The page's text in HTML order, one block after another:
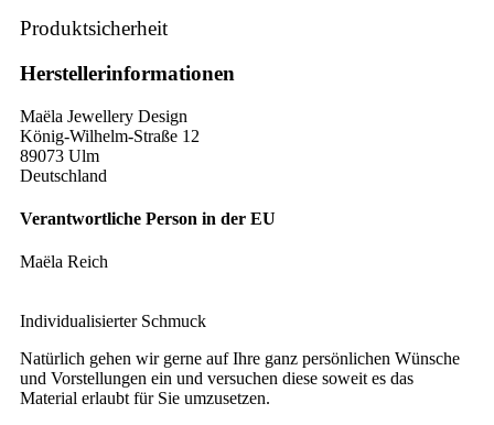
Produktsicherheit
Herstellerinformationen
Maëla Jewellery Design
König-Wilhelm-Straße 12
89073 Ulm
Deutschland
Verantwortliche Person in der EU
Maëla Reich
Individualisierter Schmuck
Natürlich gehen wir gerne auf Ihre ganz persönlichen Wünsche
und Vorstellungen ein und versuchen diese soweit es das
Material erlaubt für Sie umzusetzen.